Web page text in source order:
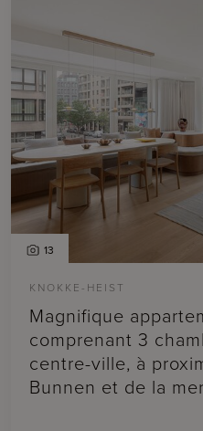
13
KNOKKE-HEIST
Magnifique
comprenant 3
centre-ville, à
Bunnen et de la mer